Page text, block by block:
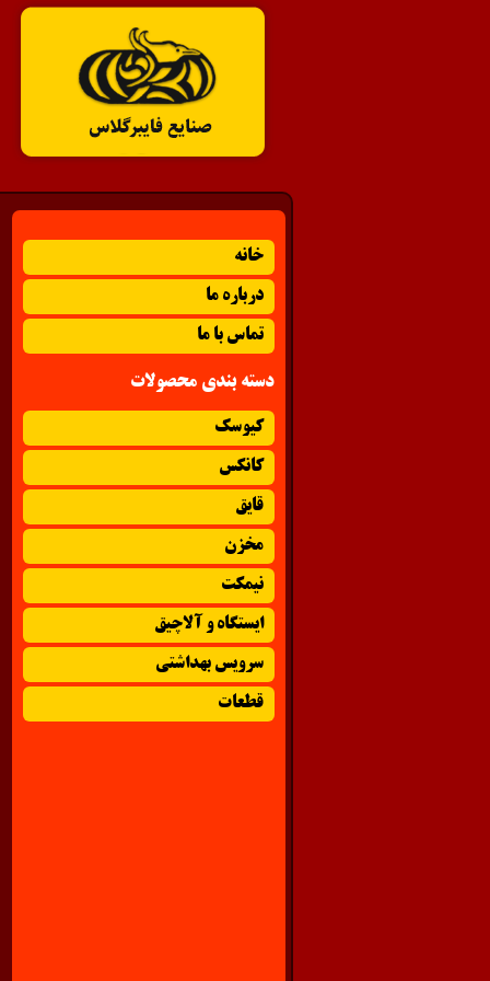
خانه
درباره ما
تماس با ما
دسته بندی محصولات
کیوسک
کانکس
قایق
مخزن
نیمکت
ایستگاه و آلاچیق
سرویس بهداشتی
قطعات